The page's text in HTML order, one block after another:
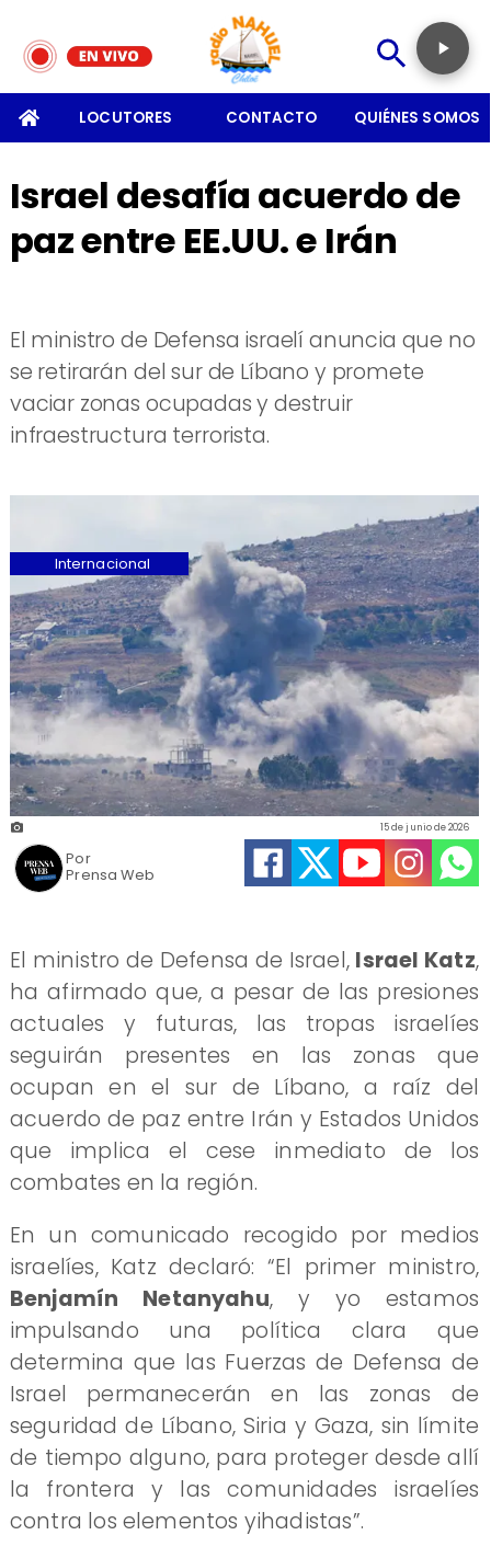
LOCUTORES CONTACTO QUIÉNES SOMOS
Israel desafía acuerdo de
paz entre EE.UU. e Irán
El ministro de Defensa israelí anuncia que no
se retirarán del sur de Líbano y promete
vaciar zonas ocupadas y destruir
infraestructura terrorista.
Prensa Web
15 de junio de 2026
Internacional
Por
El ministro de Defensa de Israel, Israel Katz,
ha afirmado que, a pesar de las presiones
actuales y futuras, las tropas israelíes
seguirán presentes en las zonas que
ocupan en el sur de Líbano, a raíz del
acuerdo de paz entre Irán y Estados Unidos
que implica el cese inmediato de los
combates en la región.
En un comunicado recogido por medios
israelíes, Katz declaró: “El primer ministro,
Benjamín Netanyahu, y yo estamos
impulsando una política clara que
determina que las Fuerzas de Defensa de
Israel permanecerán en las zonas de
seguridad de Líbano, Siria y Gaza, sin límite
de tiempo alguno, para proteger desde allí
la frontera y las comunidades israelíes
contra los elementos yihadistas”.